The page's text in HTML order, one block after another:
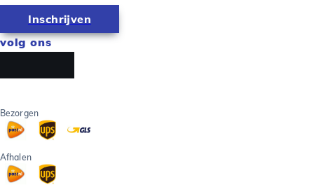
Inschrijven
volg ons
Bezorgen
Afhalen